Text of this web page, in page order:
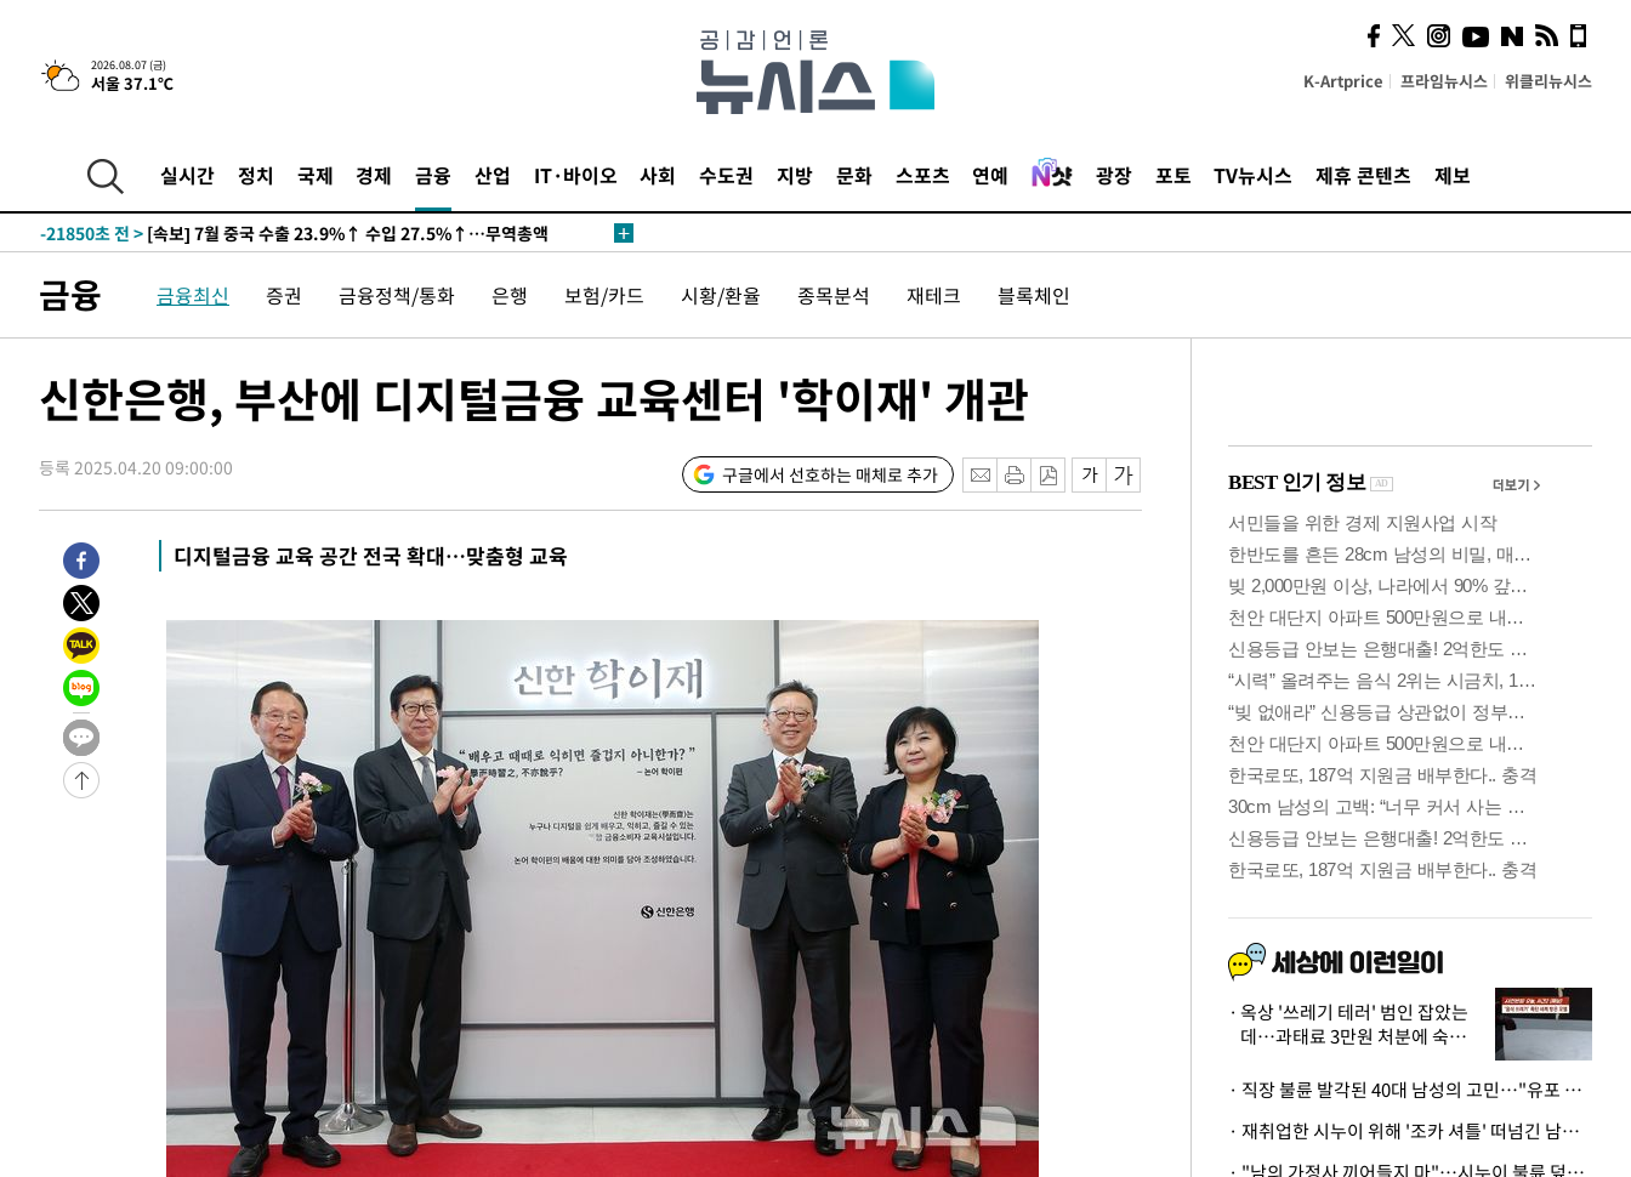
2026.08.07 (금)
서울 37.1℃ K-Artprice 프라임뉴시스 위클리뉴시스
실시간 정치 국제 경제 금융 산업 IT·바이오 사회 수도권 지방 문화 스포츠 연예 광장 포토 TV뉴시스 제휴 콘텐츠 제보
효
-31174초 전 >외신들도 주목한 韓축구 파문…"국민적 공분에 수사 재개"
-31145초 전 > 11시간 압수수색에 성접대 파문까지…'쑥대밭' 된 축구협회
병태 후임
-26525초 전 >
[속보]국힘 윤리위, '돌려차기 발언' 진종오·서범수 징계 절차 개시
-21850초 전 >
25.3%↑
-19010초 전 > [속보]'채상병 순직 책임' 임성근, 항소심도 징역 3년
-15476초 전 >
민주 콩고 에볼라환자 4천명 돌파, 4053명 발생 1850명 사망
-14726초 전 >[속보]'300억원대 사기 혐의' 차가원 대표 구속 송치
-12433초 전 >[속보]경찰·노동부, HL만도 평택사업장 끼임 사망 관련 압수수색
압수수색
-12069초 전 >[속보]원·달러 환율, 오전 9시 1423.8원
-11865초 전 >[속보]삼성전자·SK하이닉스 동반 강보합…1%대 상승 출발
-11851초 전 >
[속보]코스닥, 5.95포인트(0.74%) 상승한 807.62개장
-11819초 전 >
[속보]코스피, 6300선 재탈환…1.09% 오른 6365.07 개장
-8984초 전 >
-8282초 전 >
입추에도 극한더위…서울 낮 39도 '폭염중대경보'
-3246초 전 >
이란, 호르무즈서 "적국 목표물들"과 대치로 남부 케슘섬에서 두차
례 큰 폭발음
-1961초 전 >
[속보]美, 폴리실리콘 수입 규제…파생제품 15% 관세, 120일 후 발
-31174초 전 >
외신들도 주목한 韓축구 파문…"국민적 공분에 수사 재개"
-31145초 전 >
11시간 압수수색에 성접대 파문까지…'쑥대밭' 된 축구협회
[속보]규제합리화위원회 부위원장에 김태유 서울대 공대 교수…이
[속보]국힘 윤리위, '돌려차기 발언' 진종오·서범수 징계 절차 개시
[속보] 7월 중국 수출 23.9%↑ 수입 27.5%↑…무역총액
[속보]'채상병 순직 책임' 임성근, 항소심도 징역 3년
[속보]종합특검, '관저이전 봐주기 감사' 유병호 구속기소
민주 콩고 에볼라환자 4천명 돌파, 4053명 발생 1850명 사망
[속보]'300억원대 사기 혐의' 차가원 대표 구속 송치
"미 전국적 살모네라 식중독 원인은 멕시코산 할라피뇨"-- CDC
[속보]경찰·노동부, HL만도 평택사업장 끼임 사망 관련 압수수색
[속보]합수본, '투표율 허위 입력' 중앙·서울·경기도 선관위 등 9곳
[속보]원·달러 환율, 오전 9시 1423.8원
금융 금융최신 증권 금융정책/통화 은행 보험/카드 시황/환율 종목분석 재테크 블록체인
신한은행, 부산에 디지털금융 교육센터 '학이재' 개관
등록 2025.04.20 09:00:00 구글에서 선호하는 매체로 추가
디지털금융 교육 공간 전국 확대…맞춤형 교육
시, 스마트폰 액세서리에
NFC 더했다
옥상 '쓰레기 테러' 범인 잡았는
데…과태료 3만원 처분에 숙박업
· 직장 불륜 발각된 40대 남성의 고민…"유포 동료 명예훼손·협박죄 고소 가능할까"
· 재취업한 시누이 위해 '조카 셔틀' 떠넘긴 남편…아내 "난 못한다"